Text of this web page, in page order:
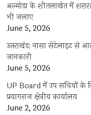
अल्मोड़ा के शीतलाखेत में
भी जलाए
June 5, 2026
उत्तराखंड: नासा सेटेलाइट से
जानकारी
June 5, 2026
UP Board में उप सचिवों के
प्रयागराज क्षेत्रीय कार्यालय
June 2, 2026